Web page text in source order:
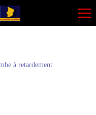
à retardement